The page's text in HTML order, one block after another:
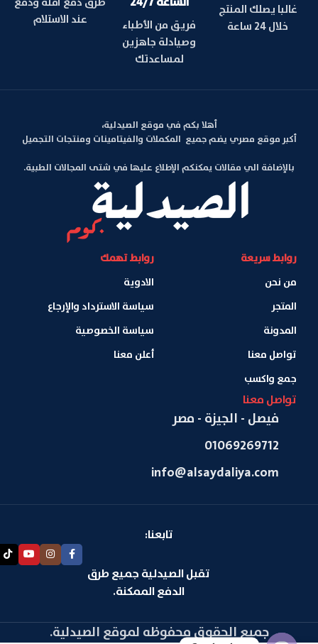
غالبا يصلك المنتج
خلال 24 ساعة
فريق من الأطباء
وصيادلة جاهزين
لمساعدتك
عند الاستلام
أهلا بكم في موقع الصيدلية،
أكبر موقع مصري يضم جميع المكملات والفيتامينات ومنتجات التجميل
بالإضافة الي مقالات يمكنكم الإطلاع عليها في شتى المجالات الطبية.
روابط سريعة
من نحن
المتجر
المدونة
تواصل معنا
جمع واكسب
روابط تهمك
الادوية
سياسة الاسترداد والإرجاع
سياسة الخصوصية
أعلن معنا
تواصل معنا
فيصل - الجيزة - مصر
01069269712
info@alsaydaliya.com
تابعنا:
تقبل الصيدلية جميع طرق
الدفع الممكنة.
جميع الحقوق محفوظه لموقع الصيدلية.